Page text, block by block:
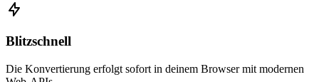
Blitzschnell
Die Konvertierung erfolgt sofort in deinem Browser mit modernen